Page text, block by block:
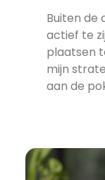
Buiten de
actief te
plaatsen
mijn
aan de